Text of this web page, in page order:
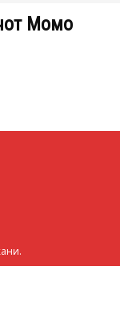
Момо